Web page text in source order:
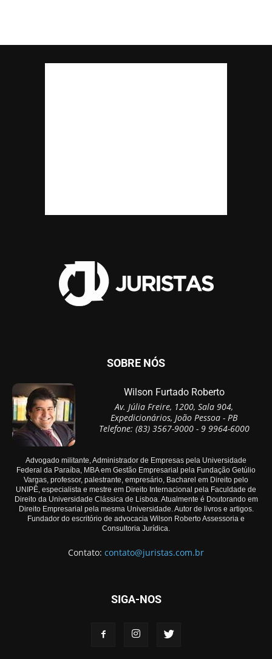
SOBRE NÓS
Wilson Furtado Roberto
Av. Júlia Freire, 1200, Sala 904,
Expedicionários, João Pessoa - PB
Telefone: (83) 3567-9000 - 9 9964-6000
Advogado militante, Administrador de Empresas pela Universidade
Federal da Paraíba, MBA em Gestão Empresarial pela Fundação Getúlio
Vargas, professor, palestrante, empresário, Bacharel em Direito pelo
UNIPÊ, especialista e mestre em Direito Internacional pela Faculdade de
Direito da Universidade Clássica de Lisboa. Atualmente é Doutorando em
Direito Empresarial pela mesma Universidade. Autor de livros e artigos.
Fundador do escritório de advocacia Wilson Roberto Assessoria e
Consultoria Jurídica.
Contato: contato@juristas.com.br
SIGA-NOS